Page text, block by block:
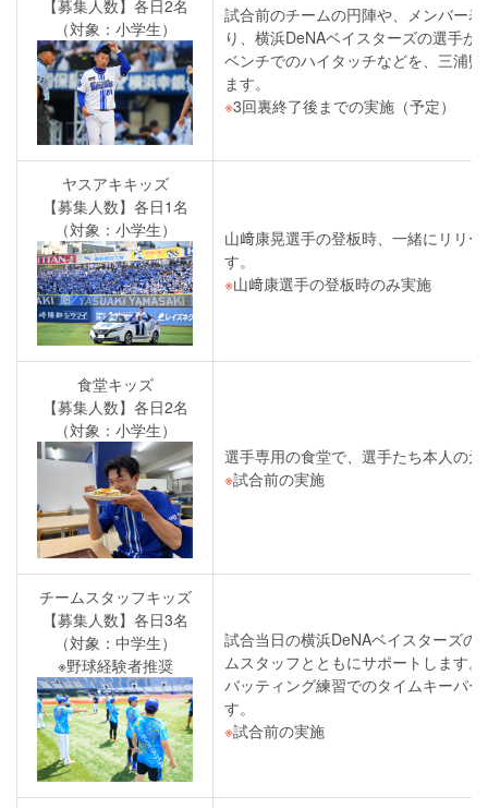
【募集人数】各日2名
（対象：小学生）
試合前のチームの円陣や、メンバー
り、横浜DeNAベイスターズの選手が
ベンチでのハイタッチなどを、三浦
ます。
※3回裏終了後までの実施（予定）
ヤスアキキッズ
【募集人数】各日1名
（対象：小学生）
山﨑康晃選手の登板時、一緒にリリ
す。
※山﨑康選手の登板時のみ実施
食堂キッズ
【募集人数】各日2名
（対象：小学生）
選手専用の食堂で、選手たち本人の
※試合前の実施
チームスタッフキッズ
【募集人数】各日3名
（対象：中学生）
※野球経験者推奨
試合当日の横浜DeNAベイスターズの
ムスタッフとともにサポートします。
バッティング練習でのタイムキーパ
す。
※試合前の実施